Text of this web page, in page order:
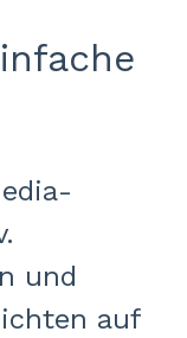
und
auf